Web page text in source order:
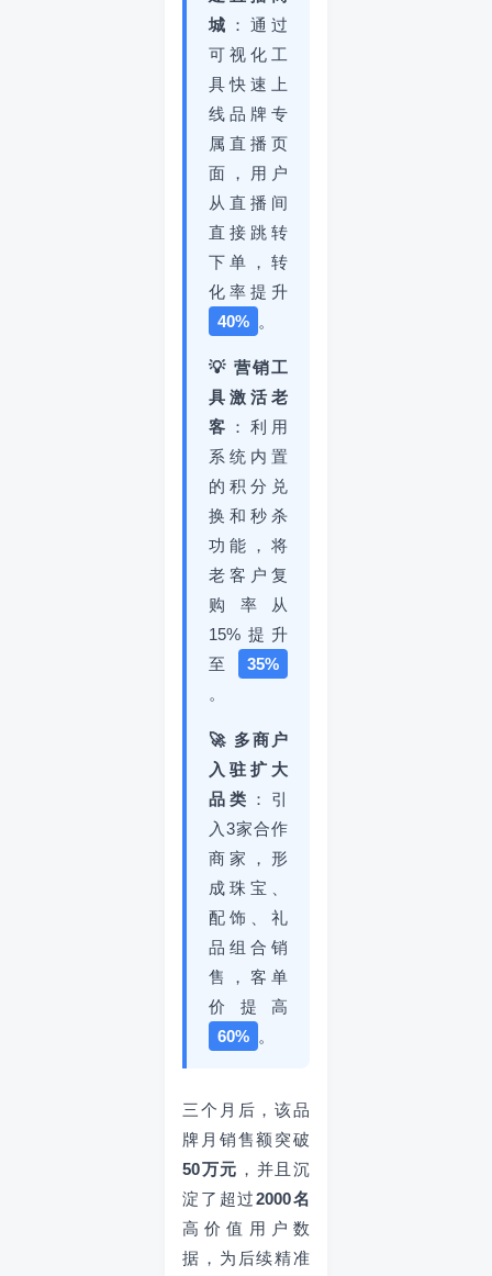
城 ：通过
可视化工
具快速上
线品牌专
属直播页
面，用户
从直播间
直接跳转
下单，转
化率提升
40% 。
💡 营销工
具激活老
客 ：利用
系统内置
的积分兑
换和秒杀
功能，将
老客户复
购率从
15%提升
至
35%
。
🚀 多商户
入驻扩大
品类 ：引
入3家合作
商家，形
成珠宝、
配饰、礼
品组合销
售，客单
价提高
60% 。
三个月后，该品
牌月销售额突破
50万元 ，并且沉
淀了超过2000名
高价值用户数
据，为后续精准